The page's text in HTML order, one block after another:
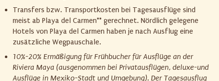
Transfers bzw. Transportkosten bei Tagesausflüge sind
meist ab Playa del Carmen** gerechnet. Nördlich gelegene
Hotels von Playa del Carmen haben je nach Ausflug eine
zusätzliche Wegpauschale.
10%-20% Ermäßigung für Frühbucher für Ausflüge an der
Riviera Maya (ausgenommen bei Privatausflügen, deluxe-und
Ausflüge in Mexiko-Stadt und Umgebung). Der Tagesausflug